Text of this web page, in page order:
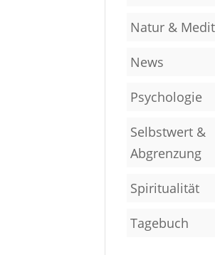
Natur &
News
Psychologie
Selbstwert &
Abgrenzung
Spiritualität
Tagebuch